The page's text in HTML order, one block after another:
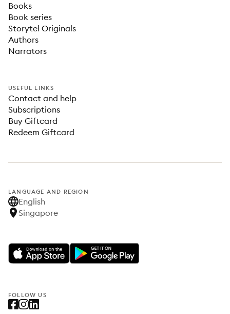
Books
Book series
Storytel Originals
Authors
Narrators
USEFUL LINKS
Contact and help
Subscriptions
Buy Giftcard
Redeem Giftcard
LANGUAGE AND REGION
English
Singapore
FOLLOW US